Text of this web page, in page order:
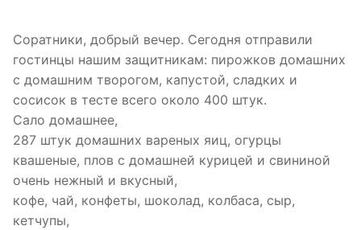
Соратники, добрый вечер. Сегодня отправили
гостинцы нашим защитникам: пирожков домашних
с домашним творогом, капустой, сладких и
сосисок в тесте всего около 400 штук.
Сало домашнее,
287 штук домашних вареных яиц, огурцы
квашеные, плов с домашней курицей и свининой
очень нежный и вкусный,
кофе, чай, конфеты, шоколад, колбаса, сыр,
кетчупы,